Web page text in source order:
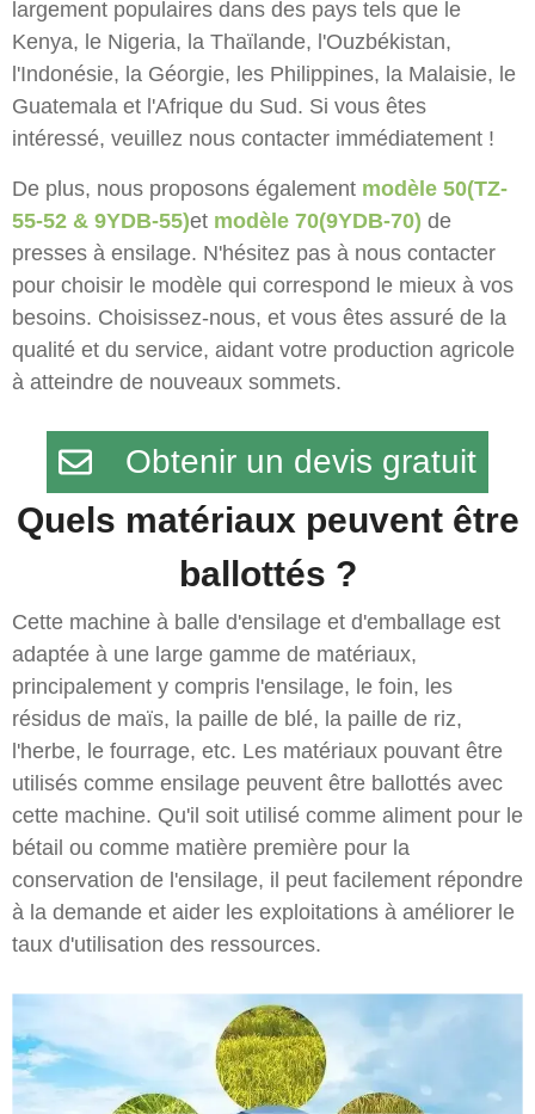
largement populaires dans des pays tels que le
Kenya, le Nigeria, la Thaïlande, l'Ouzbékistan,
l'Indonésie, la Géorgie, les Philippines, la Malaisie, le
Guatemala et l'Afrique du Sud. Si vous êtes
intéressé, veuillez nous contacter immédiatement !
De plus, nous proposons également modèle 50(TZ-
55-52 & 9YDB-55)et modèle 70(9YDB-70) de
presses à ensilage. N'hésitez pas à nous contacter
pour choisir le modèle qui correspond le mieux à vos
besoins. Choisissez-nous, et vous êtes assuré de la
qualité et du service, aidant votre production agricole
à atteindre de nouveaux sommets.
Obtenir un devis gratuit
Quels matériaux peuvent être
ballottés ?
Cette machine à balle d'ensilage et d'emballage est
adaptée à une large gamme de matériaux,
principalement y compris l'ensilage, le foin, les
résidus de maïs, la paille de blé, la paille de riz,
l'herbe, le fourrage, etc. Les matériaux pouvant être
utilisés comme ensilage peuvent être ballottés avec
cette machine. Qu'il soit utilisé comme aliment pour le
bétail ou comme matière première pour la
conservation de l'ensilage, il peut facilement répondre
à la demande et aider les exploitations à améliorer le
taux d'utilisation des ressources.